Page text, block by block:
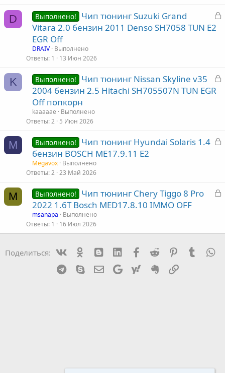
а
D
З
а
Выполнено!
Чип тюнинг Suzuki Grand
Vitara 2.0 бензин 2011 Denso SH7058 TUN E2
EGR Off
DRAIV Выполнено
Ответы 1 13 Июн 2026
K
З
а
Выполнено!
Чип тюнинг Nissan Skyline v35
2004 бензин 2.5 Hitachi SH705507N TUN EGR
Off попкорн
kaaaaae
Выполнено
Ответы 2 5 Июн 2026
M
З
т
Выполнено!
Чип тюнинг Hyundai Solaris 1.4
бензин BOSCH ME17.9.11 E2
Megavox Выполнено
Ответы 2 23 Май 2026
M
З
Выполнено!
Чип тюнинг Chery Tiggo 8 Pro
2022 1.6T Bosch MED17.8.10 IMMO OFF
msanapa
Выполнено
Ответы 1 16 Июл 2026
Поделиться: Ok mes_blogger
Linked InFacebook
Reddit PinterestTumblr
Telegram
Skype Эл. почта
Google Yahoo Evernote